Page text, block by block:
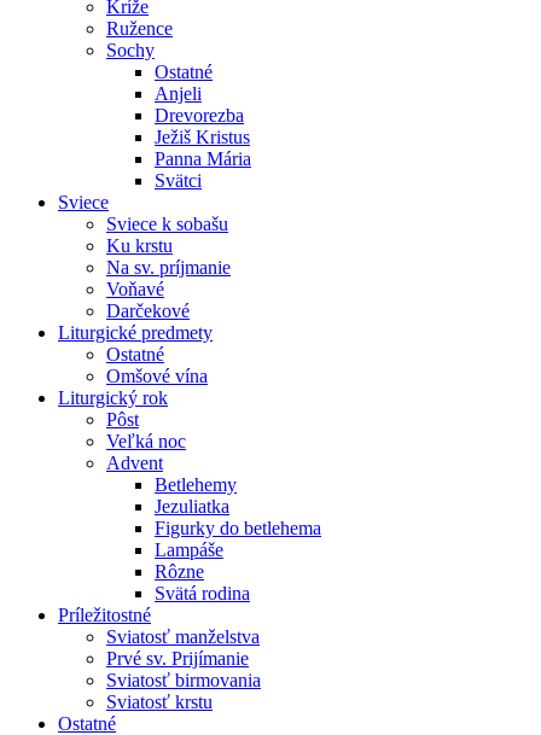
Kríže
Ružence
Sochy
Ostatné
Anjeli
Drevorezba
Ježiš Kristus
Panna Mária
Svätci
Sviece
Sviece k sobašu
Ku krstu
Na sv. príjmanie
Voňavé
Darčekové
Liturgické predmety
Ostatné
Omšové vína
Liturgický rok
Pôst
Veľká noc
Advent
Betlehemy
Jezuliatka
Figurky do betlehema
Lampáše
Rôzne
Svätá rodina
Príležitostné
Sviatosť manželstva
Prvé sv. Prijímanie
Sviatosť birmovania
Sviatosť krstu
Ostatné